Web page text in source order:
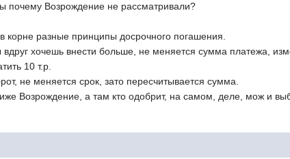
почему Возрождение не рассматривали?
корне разные принципы досрочного погашения.
хочешь внести больше, не меняется сумма платежа,
10 т.р.
не меняется срок, зато пересчитывается сумма.
Возрождение, а там кто одобрит, на самом, деле, мож и